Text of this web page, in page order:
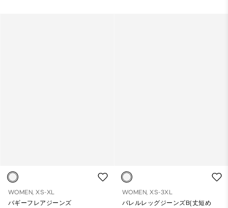
WOMEN, XS-XL
バギーフレアジーンズ
WOMEN, XS-3XL
バレルレッグジーンズB(丈短め